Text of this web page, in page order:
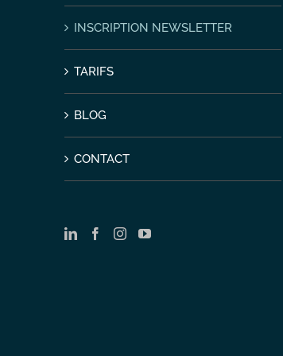
INSCRIPTION NEWSLETTER
TARIFS
BLOG
CONTACT